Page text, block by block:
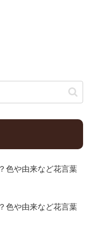
色や由来など花言葉
色や由来など花言葉